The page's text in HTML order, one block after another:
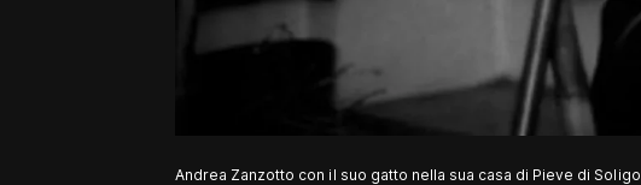
Andrea Zanzotto con il suo gatto nella sua casa di Pieve di Soligo